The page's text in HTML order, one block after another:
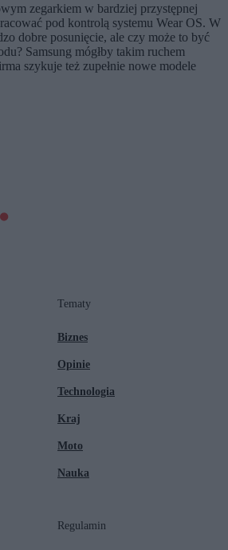
zegarkiem w bardziej przystępnej
pod kontrolą systemu Wear OS. W
dobre posunięcie, ale czy może to być
Samsung mógłby takim ruchem
szykuje też zupełnie nowe modele
Tematy
Biznes
Opinie
Technologia
Kraj
Moto
Nauka
Regulamin